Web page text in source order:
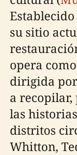
su sitio
opera
dirigida
a
las
distritos
Whitton,